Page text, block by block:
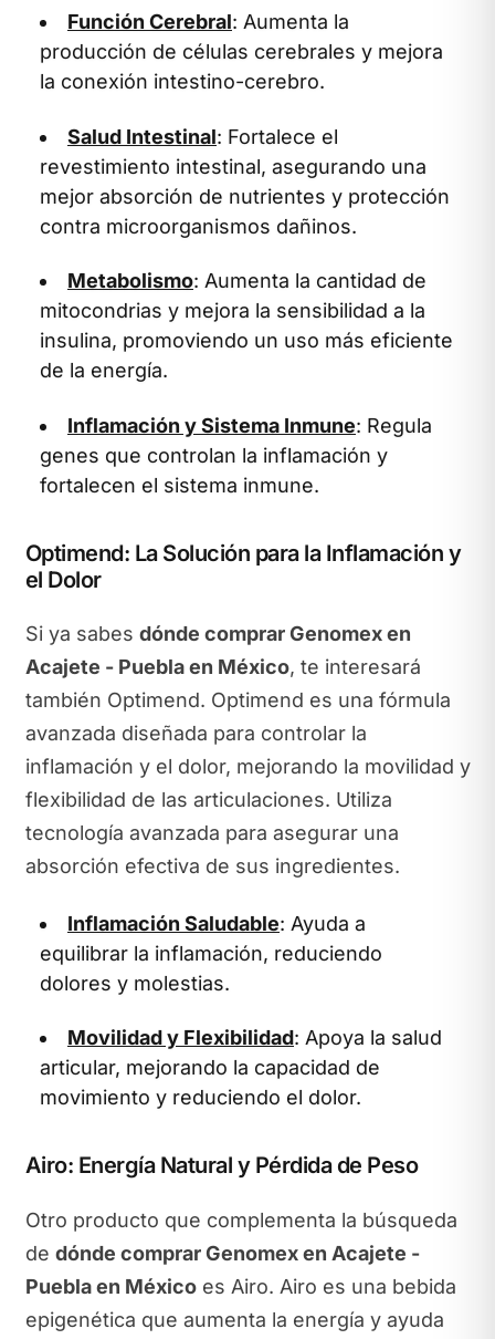
Función Cerebral: Aumenta la
producción de células cerebrales y mejora
la conexión intestino-cerebro.
Salud Intestinal: Fortalece el
revestimiento intestinal, asegurando una
mejor absorción de nutrientes y protección
contra microorganismos dañinos.
Metabolismo: Aumenta la cantidad de
mitocondrias y mejora la sensibilidad a la
insulina, promoviendo un uso más eficiente
de la energía.
Inflamación y Sistema Inmune: Regula
genes que controlan la inflamación y
fortalecen el sistema inmune.
Optimend: La Solución para la Inflamación y
el Dolor
Si ya sabes dónde comprar Genomex en
Acajete - Puebla en México, te interesará
también Optimend. Optimend es una fórmula
avanzada diseñada para controlar la
inflamación y el dolor, mejorando la movilidad y
flexibilidad de las articulaciones. Utiliza
tecnología avanzada para asegurar una
absorción efectiva de sus ingredientes.
Inflamación Saludable: Ayuda a
equilibrar la inflamación, reduciendo
dolores y molestias.
Movilidad y Flexibilidad: Apoya la salud
articular, mejorando la capacidad de
movimiento y reduciendo el dolor.
Airo: Energía Natural y Pérdida de Peso
Otro producto que complementa la búsqueda
de dónde comprar Genomex en Acajete -
Puebla en Méxicoes Airo. Airo es una bebida
epigenética que aumenta la energía y ayuda